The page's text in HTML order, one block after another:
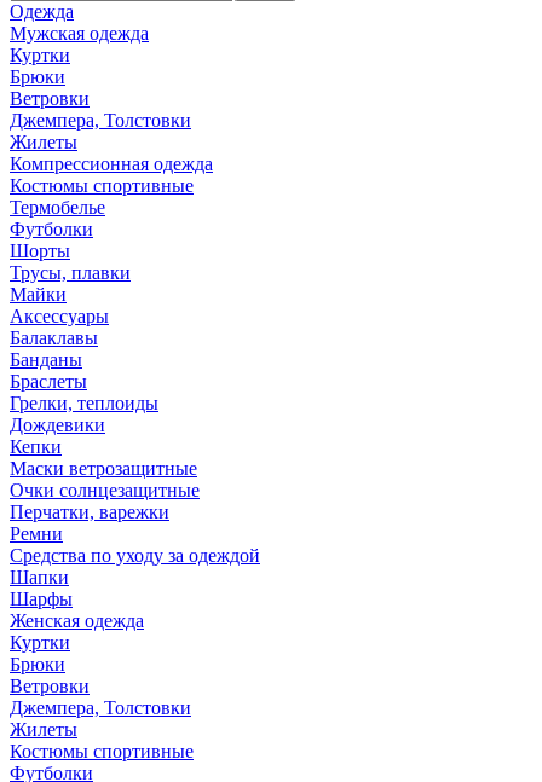
Одежда
Мужская одежда
Куртки
Брюки
Ветровки
Джемпера, Толстовки
Жилеты
Компрессионная одежда
Костюмы спортивные
Термобелье
Футболки
Шорты
Трусы, плавки
Майки
Аксессуары
Балаклавы
Банданы
Браслеты
Грелки, теплоиды
Дождевики
Кепки
Маски ветрозащитные
Очки солнцезащитные
Перчатки, варежки
Ремни
Средства по уходу за одеждой
Шапки
Шарфы
Женская одежда
Куртки
Брюки
Ветровки
Джемпера, Толстовки
Жилеты
Костюмы спортивные
Футболки